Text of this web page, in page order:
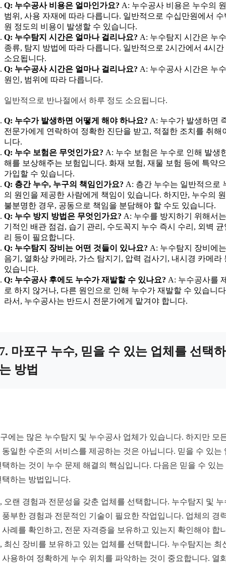
Q: 누수공사 비용은 얼마인가요? A: 누수공사 비용은 누수의
범위, 사용 자재에 따라 다릅니다. 일반적으로 수십만원에서 수
원 정도의 비용이 발생할 수 있습니다.
Q: 누수탐지 시간은 얼마나 걸리나요? A: 누수탐지 시간은 누
종류, 탐지 방법에 따라 다릅니다. 일반적으로 2시간에서 4시간
소요됩니다.
Q: 누수공사 시간은 얼마나 걸리나요? A: 누수공사 시간은 누
원인, 범위에 따라 다릅니다.
일반적으로 반나절에서 하루 정도 소요됩니다.
Q: 누수가 발생하면 어떻게 해야 하나요? A: 누수가 발생하면
전문가에게 연락하여 정확한 진단을 받고, 적절한 조치를 취해
니다.
Q: 누수 보험은 무엇인가요? A: 누수 보험은 누수로 인해 발생
해를 보상해주는 보험입니다. 화재 보험, 재물 보험 등에 특약
가입할 수 있습니다.
Q: 층간 누수, 누구의 책임인가요? A: 층간 누수는 일반적으로
의 원인을 제공한 사람에게 책임이 있습니다. 하지만, 누수의
불분명한 경우, 공동으로 책임을 분담해야 할 수도 있습니다.
Q: 누수 방지 방법은 무엇인가요? A: 누수를 방지하기 위해서
기적인 배관 점검, 습기 관리, 수도꼭지 누수 즉시 수리, 외벽 균
리 등이 필요합니다.
Q: 누수탐지 장비는 어떤 것들이 있나요? A: 누수탐지 장비에
음기, 열화상 카메라, 가스 탐지기, 압력 검사기, 내시경 카메라
있습니다.
Q: 누수공사 후에도 누수가 재발할 수 있나요? A: 누수공사를
로 하지 않거나, 다른 원인으로 인해 누수가 재발할 수 있습니
라서, 누수공사는 반드시 전문가에게 맡겨야 합니다.
마포구 누수, 믿을 수 있는 업체를 선택하
방법
에는 많은 누수탐지 및 누수공사 업체가 있습니다. 하지만 모
동일한 수준의 서비스를 제공하는 것은 아닙니다. 믿을 수 있는
택하는 것이 누수 문제 해결의 핵심입니다. 다음은 믿을 수 있는
택하는 방법입니다.
오랜 경험과 전문성을 갖춘 업체를 선택합니다. 누수탐지 및 누
풍부한 경험과 전문적인 기술이 필요한 작업입니다. 업체의 경
사례를 확인하고, 전문 자격증을 보유하고 있는지 확인해야 합
최신 장비를 보유하고 있는 업체를 선택합니다. 누수탐지는 최
사용하여 정확하게 누수 위치를 파악하는 것이 중요합니다. 열